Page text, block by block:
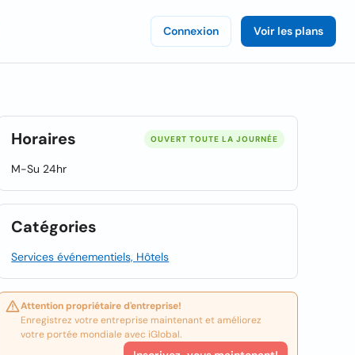
Connexion Voir les plans
Horaires OUVERT TOUTE LA JOURNÉE
M-Su 24hr
Catégories
Services événementiels, Hôtels
Attention propriétaire d'entreprise!
Enregistrez votre entreprise maintenant et améliorez
votre portée mondiale avec iGlobal.